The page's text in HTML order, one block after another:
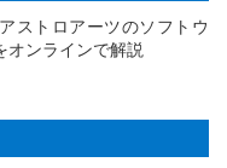
ストロアーツのソフトウ
オンラインで解説